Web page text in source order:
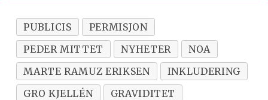
PUBLICIS
PERMISJON
PEDER MITTET
NYHETER
NOA
MARTE RAMUZ ERIKSEN
INKLUDERING
GRO KJELLÉN
GRAVIDITET